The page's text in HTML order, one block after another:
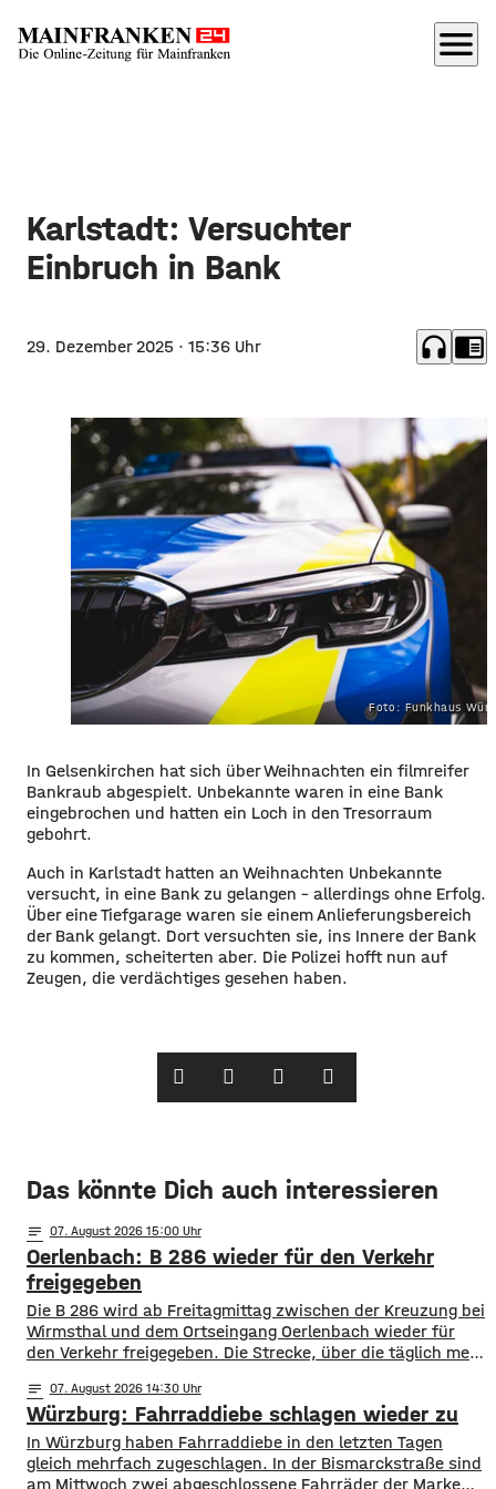
menu
Karlstadt: Versuchter
Einbruch in Bank
29. Dezember 2025 · 15:36 Uhr headphones chrome_reader_mode
Foto: Funkhaus
In Gelsenkirchen hat sich über Weihnachten ein filmreifer
Bankraub abgespielt. Unbekannte waren in eine Bank
eingebrochen und hatten ein Loch in den Tresorraum
gebohrt.
Auch in Karlstadt hatten an Weihnachten Unbekannte
versucht, in eine Bank zu gelangen – allerdings ohne Erfolg.
Über eine Tiefgarage waren sie einem Anlieferungsbereich
der Bank gelangt. Dort versuchten sie, ins Innere der Bank
zu kommen, scheiterten aber. Die Polizei hofft nun auf
Zeugen, die verdächtiges gesehen haben.
Das könnte Dich auch interessieren
notes 07. August 2026 15:00
Oerlenbach: B 286 wieder für den Verkehr
freigegeben
Die B 286 wird ab Freitagmittag zwischen der Kreuzung bei
Wirmsthal und dem Ortseingang Oerlenbach wieder für
den Verkehr freigegeben. Die Strecke, über die täglich mehr
Bauarbeiten voll gesperrt. Die Fahrbahn wurde verbreitert,
ein Radweg angelegt und die Entwässerungsanlagen
saniert. Die Baukosten liegen bei rund 2,7 Mio.
notes 07. August 2026 14:30
Würzburg: Fahrraddiebe schlagen wieder zu
In Würzburg haben Fahrraddiebe in den letzten Tagen
gleich mehrfach zugeschlagen. In der Bismarckstraße sind
am Mittwoch zwei abgeschlossene Fahrräder der Marke